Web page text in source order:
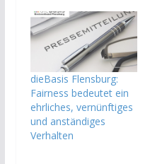
dieBasis Flensburg:
Fairness bedeutet ein
ehrliches, vernünftiges
und anständiges
Verhalten